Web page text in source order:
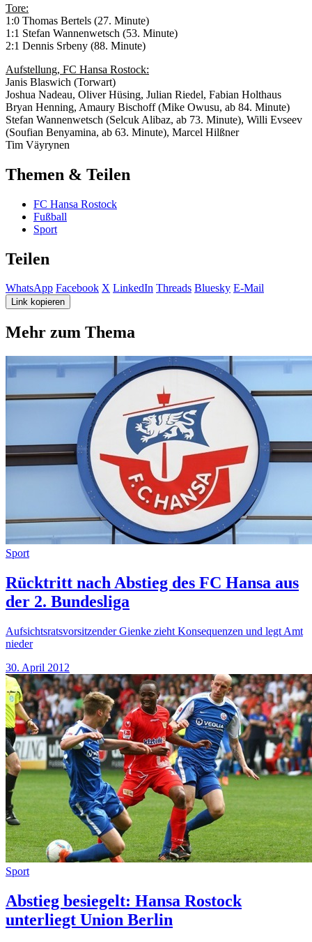
Tore:
1:0 Thomas Bertels (27. Minute)
1:1 Stefan Wannenwetsch (53. Minute)
2:1 Dennis Srbeny (88. Minute)
Aufstellung, FC Hansa Rostock:
Janis Blaswich (Torwart)
Joshua Nadeau, Oliver Hüsing, Julian Riedel, Fabian Holthaus
Bryan Henning, Amaury Bischoff (Mike Owusu, ab 84. Minute)
Stefan Wannenwetsch (Selcuk Alibaz, ab 73. Minute), Willi Evseev
(Soufian Benyamina, ab 63. Minute), Marcel Hilßner
Tim Väyrynen
Themen & Teilen
FC Hansa Rostock
Fußball
Sport
Teilen
WhatsApp Facebook X LinkedIn Threads Bluesky E-Mail
Link kopieren
Mehr zum Thema
Sport
Rücktritt nach Abstieg des FC Hansa aus
der 2. Bundesliga
Aufsichtsratsvorsitzender Gienke zieht Konsequenzen und legt Amt
nieder
30. April 2012
Sport
Abstieg besiegelt: Hansa Rostock
unterliegt Union Berlin